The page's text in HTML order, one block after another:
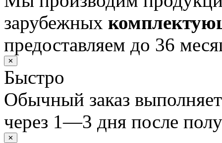
зарубежных
предоставляем до 36
✕
Быстро
Обычный заказ
через 1—3 дня после
✕